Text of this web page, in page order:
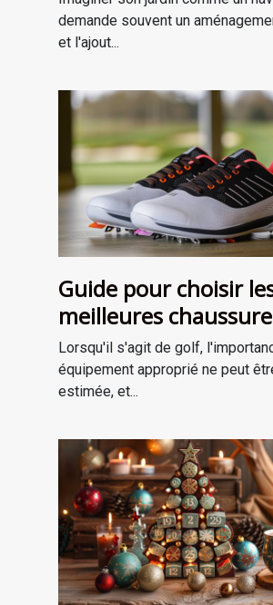
demande souvent un
et l'ajout...
Guide pour choisir
meilleures
golf adaptées à votre
de jeu
Lorsqu'il s'agit de golf,
équipement approprié ne peut
estimée, et...